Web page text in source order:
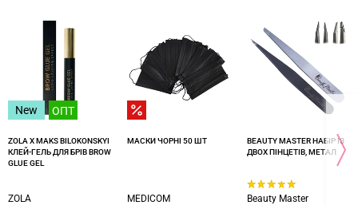
New ОПТ
ZOLA X MAKS BILOKONSKYI
КЛЕЙ-ГЕЛЬ ДЛЯ БРІВ BROW
GLUE GEL
ZOLA
МАСКИ ЧОРНІ 50 ШТ
MEDICOM
BEAUTY MASTER НАБІР ІЗ
ДВОХ ПІНЦЕТІВ, МЕТАЛ
Beauty Master